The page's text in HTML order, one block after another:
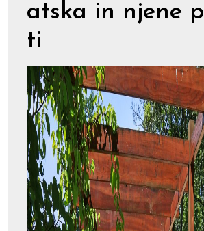
atska in njene
ti